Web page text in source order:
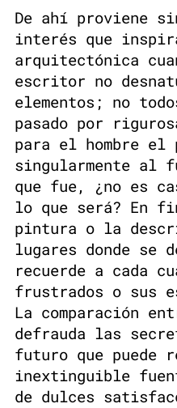
De ahí proviene
interés que
arquitectónica
escritor no
elementos; no
pasado por
para el hombre el
singularmente al
que fue, ¿no es
lo que será? En
pintura o la
lugares donde se
recuerde a cada
frustrados o sus
La comparación
defrauda las
futuro que puede
inextinguible
de dulces